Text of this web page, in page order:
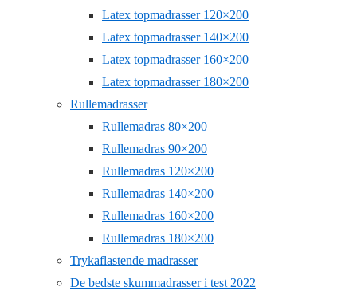
Latex topmadrasser 120×200
Latex topmadrasser 140×200
Latex topmadrasser 160×200
Latex topmadrasser 180×200
Rullemadrasser
Rullemadras 80×200
Rullemadras 90×200
Rullemadras 120×200
Rullemadras 140×200
Rullemadras 160×200
Rullemadras 180×200
Trykaflastende madrasser
De bedste skummadrasser i test 2022